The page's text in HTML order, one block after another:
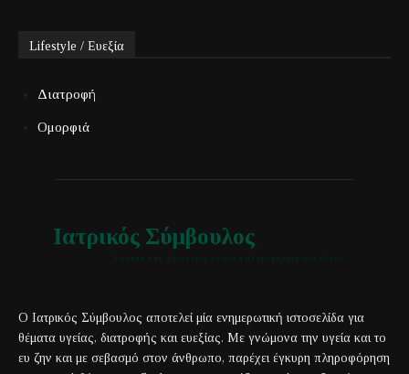
Lifestyle / Ευεξία
Διατροφή
Ομορφιά
Ιατρικός Σύμβουλος
Ο Ιατρικός Σύμβουλος αποτελεί μία ενημερωτική ιστοσελίδα για
θέματα υγείας, διατροφής και ευεξίας. Με γνώμονα την υγεία και το
ευ ζην και με σεβασμό στον άνθρωπο, παρέχει έγκυρη πληροφόρηση